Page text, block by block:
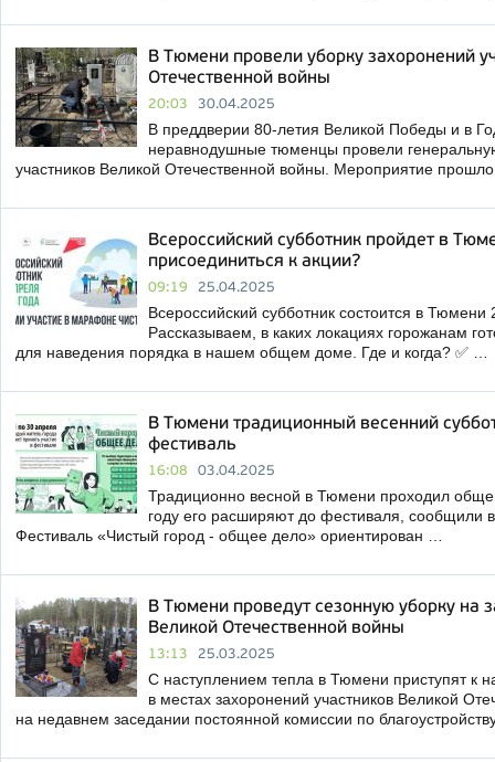
В Тюмени провели уборку захоронений
Отечественной войны
20:03 30.04.2025
В преддверии 80-летия Великой Победы и в
неравнодушные тюменцы провели
участников Великой Отечественной войны. Мероприятие
Всероссийский субботник пройдет в
присоединиться к акции?
09:19 25.04.2025
Всероссийский субботник состоится в
Рассказываем, в каких локациях горожанам
для наведения порядка в нашем общем доме. Где и когда? ✅ …
В Тюмени традиционный весенний
фестиваль
16:08 03.04.2025
Традиционно весной в Тюмени проходил
году его расширяют до фестиваля, сообщили
Фестиваль «Чистый город - общее дело» ориентирован …
В Тюмени проведут сезонную уборку на
Великой Отечественной войны
13:13 25.03.2025
С наступлением тепла в Тюмени приступят к
в местах захоронений участников Великой
на недавнем заседании постоянной комиссии по